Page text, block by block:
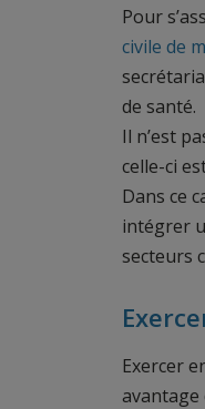
Pour
civile de
de santé.
Il n’est
celle-ci
Dans ce
intégrer
secteurs
Exercer
avantage